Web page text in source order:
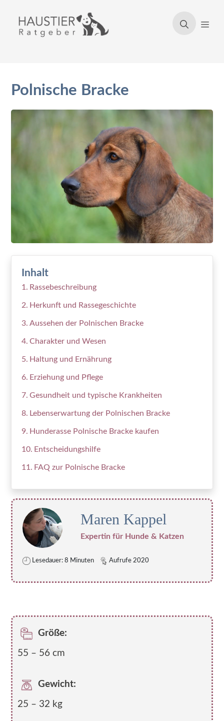
Inhalt
springen
Polnische Bracke
Inhalt
Rassebeschreibung
Herkunft und Rassegeschichte
Aussehen der Polnischen Bracke
Charakter und Wesen
Haltung und Ernährung
Erziehung und Pflege
Gesundheit und typische Krankheiten
Lebenserwartung der Polnischen Bracke
Hunderasse Polnische Bracke kaufen
Entscheidungshilfe
FAQ zur Polnische Bracke
Maren Kappel
Expertin für Hunde & Katzen
Lesedauer: 8 Minuten Aufrufe 2020
Größe:
55 – 56 cm
Gewicht:
25 – 32 kg